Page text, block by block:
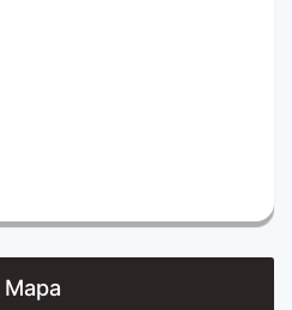
Mapa